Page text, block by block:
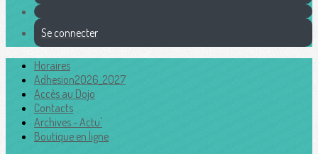
Se connecter
Horaires
Adhesion2026_2027
Accès au Dojo
Contacts
Archives - Actu'
Boutique en ligne